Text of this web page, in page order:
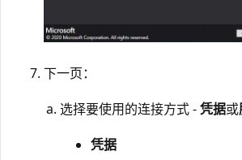
下一页：
选择要使用的连接方式 -凭据或
凭据